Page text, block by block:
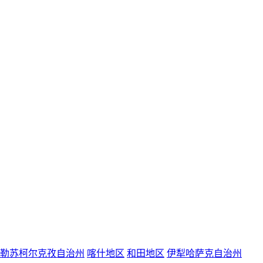
苏柯尔克孜自治州 喀什地区 和田地区 伊犁哈萨克自治州